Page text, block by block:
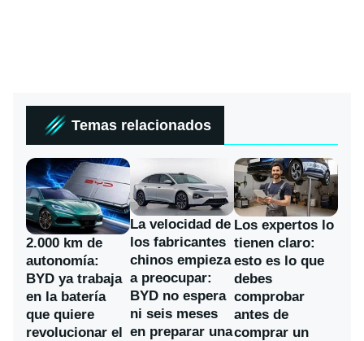
Temas relacionados
2.000 km de
autonomía:
BYD ya trabaja
en la batería
que quiere
revolucionar el
La velocidad de
los fabricantes
chinos empieza
a preocupar:
BYD no espera
ni seis meses
en preparar una
Los expertos lo
tienen claro:
esto es lo que
debes
comprobar
antes de
comprar un